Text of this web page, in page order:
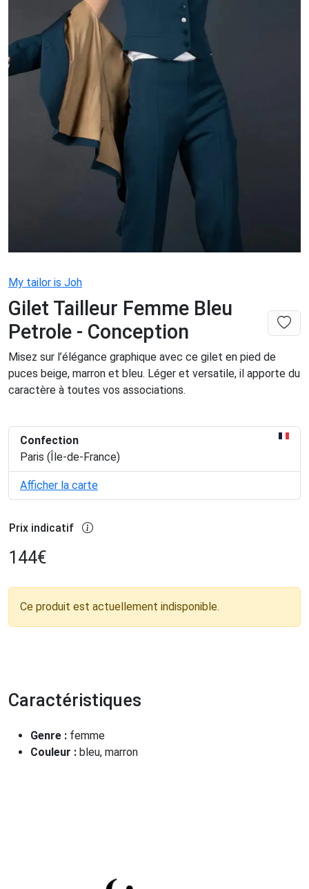
My tailor is Joh
Gilet Tailleur Femme Bleu
Petrole - Conception
Misez sur l’élégance graphique avec ce gilet en pied de
puces beige, marron et bleu. Léger et versatile, il apporte du
caractère à toutes vos associations.
Confection
Paris (Île-de-France)
Afficher la carte
Prix indicatif
144€
Ce produit est actuellement indisponible.
Caractéristiques
Genre : femme
Couleur : bleu, marron